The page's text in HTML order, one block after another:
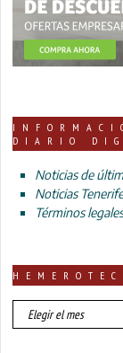
DIARIO
Noticias de
Noticias
Términos legales
HEMEROTECA
DE